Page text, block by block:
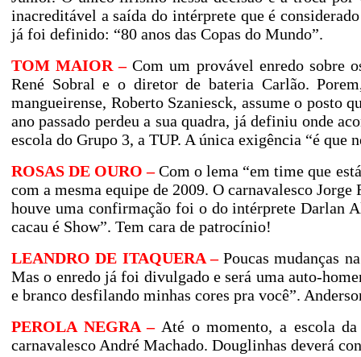
inacreditável a saída do intérprete que é
já foi definido: “80 anos das Copas do Mundo”.
TOM MAIOR –Com um provável enredo sobre
René Sobral e o diretor de bateria Carlão.
mangueirense, Roberto Szaniesck, assume o posto
ano passado perdeu a sua quadra, já definiu onde
escola do Grupo 3, a TUP. A única exigência “é que
ROSAS DE OURO –Com o lema “em time que
com a mesma equipe de 2009. O carnavalesco
houve uma confirmação foi o do intérprete Darlan
cacau é Show”. Tem cara de patrocínio!
LEANDRO DE ITAQUERA –Poucas mudanças
Mas o enredo já foi divulgado e será uma auto-
e branco desfilando minhas cores pra você”.
PEROLA NEGRA –Até o momento, a escola da
carnavalesco André Machado. Douglinhas deverá